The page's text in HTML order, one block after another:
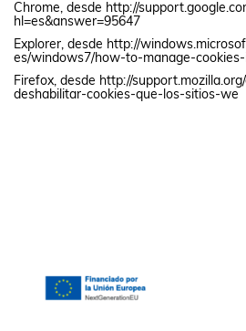
Chrome, desde http://
hl=es&answer=95647
Explorer, desde http://
es/windows7/how-to-manage-
Firefox, desde http://
deshabilitar-cookies-que-los-sitios-we